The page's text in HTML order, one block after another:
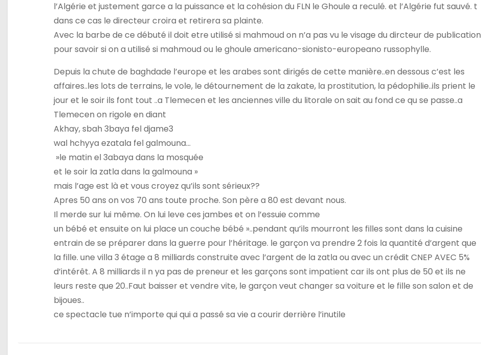
l’Algérie et justement garce a la puissance et la cohésion du FLN le Ghoule a reculé. et l’Algérie fut sauvé. t
dans ce cas le directeur croira et retirera sa plainte.
Avec la barbe de ce débuté il doit etre utilisé si mahmoud on n’a pas vu le visage du dircteur de publication
pour savoir si on a utilisé si mahmoud ou le ghoule americano-sionisto-europeano russophylle.
Depuis la chute de baghdade l’europe et les arabes sont dirigés de cette manière..en dessous c’est les
affaires..les lots de terrains, le vole, le détournement de la zakate, la prostitution, la pédophilie..ils prient le
jour et le soir ils font tout ..a Tlemecen et les anciennes ville du litorale on sait au fond ce qu se passe..a
Tlemecen on rigole en diant
Akhay, sbah 3baya fel djame3
wal hchyya ezatala fel galmouna…
»le matin el 3abaya dans la mosquée
et le soir la zatla dans la galmouna »
mais l’age est là et vous croyez qu’ils sont sérieux??
Apres 50 ans on vos 70 ans toute proche. Son père a 80 est devant nous.
Il merde sur lui même. On lui leve ces jambes et on l’essuie comme
un bébé et ensuite on lui place un couche bébé »..pendant qu’ils mourront les filles sont dans la cuisine
entrain de se préparer dans la guerre pour l’héritage. le garçon va prendre 2 fois la quantité d’argent que
la fille. une villa 3 étage a 8 milliards construite avec l’argent de la zatla ou avec un crédit CNEP AVEC 5%
d’intérêt. A 8 milliards il n ya pas de preneur et les garçons sont impatient car ils ont plus de 50 et ils ne
leurs reste que 20..Faut baisser et vendre vite, le garçon veut changer sa voiture et le fille son salon et de
bijoues..
ce spectacle tue n’importe qui qui a passé sa vie a courir derrière l’inutile